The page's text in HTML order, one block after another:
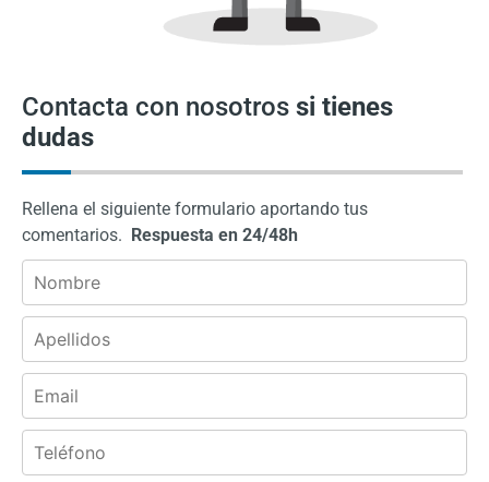
Contacta con nosotros si tienes
dudas
Rellena el siguiente formulario aportando tus
comentarios.
Respuesta en 24/48h